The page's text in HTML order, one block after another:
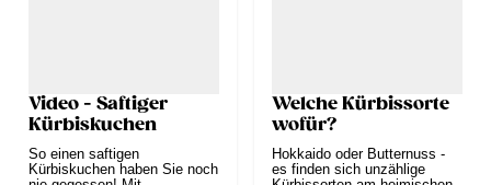
Video - Saftiger
Kürbiskuchen
So einen saftigen
Kürbiskuchen haben Sie noch
Welche Kürbissorte
wofür?
Hokkaido oder Butternuss -
es finden sich unzählige